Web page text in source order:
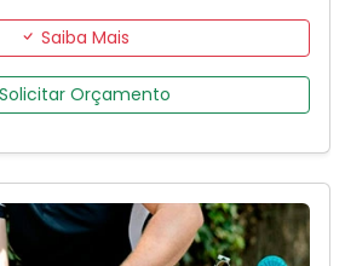
Saiba Mais
Solicitar Orçamento